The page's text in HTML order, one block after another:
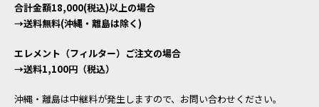
合計金額18,000(税込)以上の場合
→送料無料(沖縄・離島は除く)
エレメント（フィルター）ご注文の場合
→送料1,100円（税込）
沖縄・離島は中継料が発生しますので、お問い合わせください。